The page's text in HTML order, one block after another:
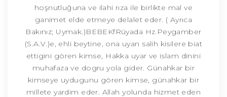
hoşnutluğuna ve ilahi rıza ile birlikte mal ve
ganimet elde etmeye delalet eder. ( Ayrıca
Bakınız; Uymak.)BEBEKfRüyada Hz.Peygamber
(S.A.V.)e, ehli beytine, ona uyan salih kisilere biat
ettigini gören kimse, Hakka uyar ve islam dinini
muhafaza ve dogru yola gider. Günahkar bir
kimseye uydugunu gören kimse, günahkar bir
millete yardim eder. Allah yolunda hizmet eden